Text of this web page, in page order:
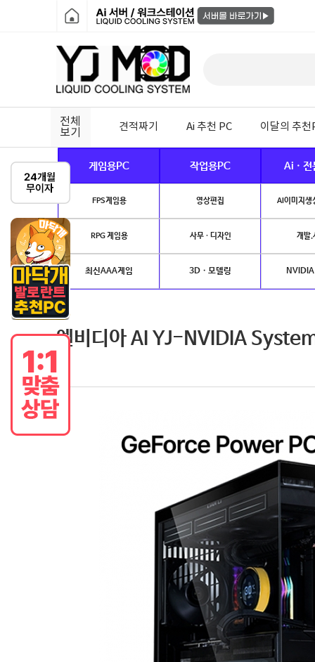
전체
보기
견적짜기 Ai 추천 PC 이달의 추천
게임용PC 작업용PC Ai · 전
FPS게임용 영상편집 AI이미지생
RPG 게임용 사무 · 디자인 개발.
최신AAA게임 3D · 모델링
엔비디아 AI YJ-NVIDIA